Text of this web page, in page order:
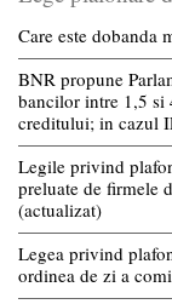
Care este dobanda
BNR propune
bancilor intre 1,5 si
creditului; in cazul
Legile privind
preluate de firmele
(actualizat)
Legea privind
ordinea de zi a